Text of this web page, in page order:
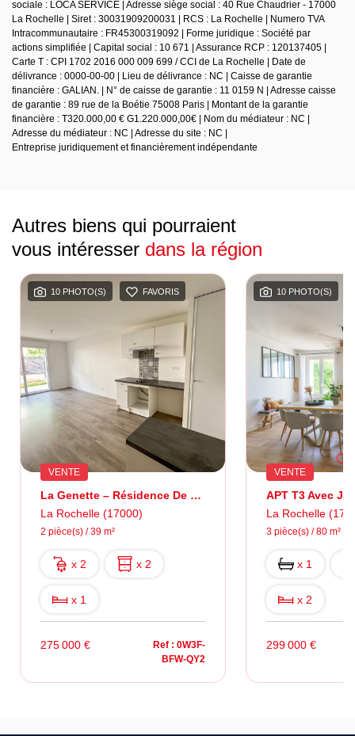
sociale : LOCA SERVICE | Adresse siège social : 40 Rue Chaudrier - 17000
La Rochelle | Siret : 30031909200031 | RCS : La Rochelle | Numero TVA
Intracommunautaire : FR45300319092 | Forme juridique : Société par
actions simplifiée | Capital social : 10 671 | Assurance RCP : 120137405 |
Carte T : CPI 1702 2016 000 009 699 / CCI de La Rochelle | Date de
délivrance : 0000-00-00 | Lieu de délivrance : NC | Caisse de garantie
financière : GALIAN. | N° de caisse de garantie : 11 0159 N | Adresse caisse
de garantie : 89 rue de la Boétie 75008 Paris | Montant de la garantie
financière : T320.000,00 € G1.220.000,00€ | Nom du médiateur : NC |
Adresse du médiateur : NC | Adresse du site : NC |
Entreprise juridiquement et financièrement indépendante
Autres biens qui pourraient
vous intéresser dans la région
10 PHOTO(S) FAVORIS
VENTE
La Genette – Résidence De Standing, Jardin Privatif Et Parking
La Rochelle (17000)
2 pièce(s) / 39 m²
x 2 x 2
x 1
275 000 €
Ref : 0W3F-
BFW-QY2
10 PHOTO(S)
VENTE
APT T3 Avec
La Rochelle
3 pièce(s) / 80 m²
x 1
x 2
299 000 €